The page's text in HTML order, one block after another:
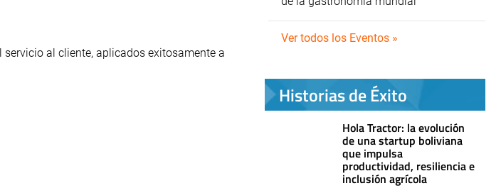
al cliente, aplicados exitosamente a
Ver todos los Eventos »
Historias de Éxito
Hola Tractor: la evolución
de una startup boliviana
que impulsa
productividad, resiliencia e
inclusión agrícola